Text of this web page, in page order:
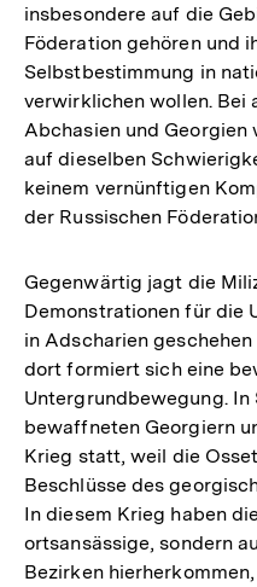
insbesondere auf die
Föderation gehören und
Selbstbestimmung in
verwirklichen wollen. Bei
Abchasien und
auf dieselben
keinem vernünftigen
der Russischen
Gegenwärtig jagt die
Demonstrationen für die
in Adscharien
dort formiert sich eine
Untergrundbewegung.
bewaffneten Georgiern
Krieg statt, weil die
Beschlüsse des
In diesem Krieg haben
ortsansässige, sondern
Bezirken